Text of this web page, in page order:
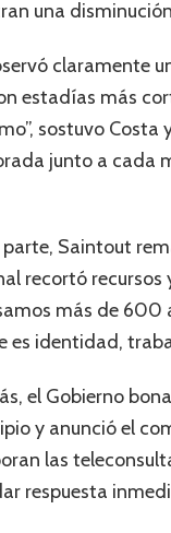
una
claramente
estadías más
sostuvo
junto a cada
parte, Saintout
recortó recursos
más de 600
es identidad,
el Gobierno
y anunció el
las
respuesta